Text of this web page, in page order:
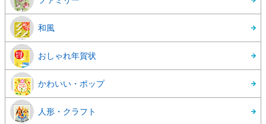
和風
おしゃれ年賀状
かわいい・ポップ
人形・クラフト